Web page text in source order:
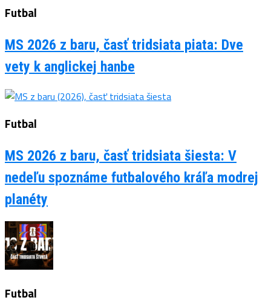
Futbal
MS 2026 z baru, časť tridsiata piata: Dve
vety k anglickej hanbe
Futbal
MS 2026 z baru, časť tridsiata šiesta: V
nedeľu spoznáme futbalového kráľa modrej
planéty
Futbal